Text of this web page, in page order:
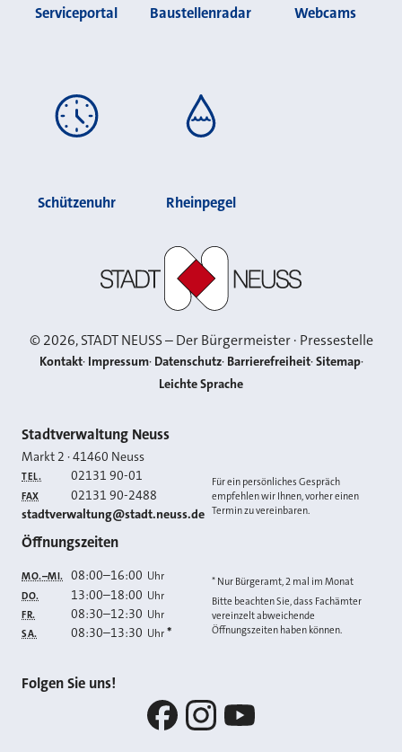
Serviceportal Baustellenradar Webcams
Schützenuhr Rheinpegel
©2026, STADT NEUSS – Der Bürgermeister · Pressestelle
Kontakt Impressum Datenschutz Barrierefreiheit Sitemap
Leichte Sprache
Kontakt
Stadtverwaltung Neuss
Markt 2 ·41460 Neuss
TEL. 02131 90-01
FAX 02131 90-2488
E-MAIL
stadtverwaltung@stadt.neuss.de
Für ein persönliches Gespräch
empfehlen wir Ihnen, vorher einen
Termin zu vereinbaren.
Öffnungszeiten
MO.–MI. 08:00–16:00 Uhr
DO. 13:00–18:00 Uhr
FR. 08:30–12:30 Uhr
SA. 08:30–13:30 Uhr *
* Nur Bürgeramt, 2 mal im Monat
Bitte beachten Sie, dass Fachämter
vereinzelt abweichende
Öffnungszeiten haben können.
Folgen Sie uns!